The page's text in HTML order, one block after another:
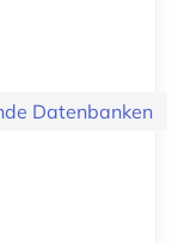
Datenbanken